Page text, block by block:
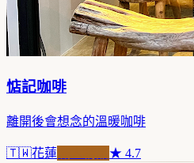
惦記咖啡
離開後會想念的溫暖咖啡
🇹🇼花蓮 ★ 4.7